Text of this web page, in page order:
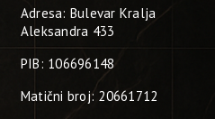
Adresa: Bulevar Kralja
Aleksandra 433
PIB: 106696148
Matični broj: 20661712